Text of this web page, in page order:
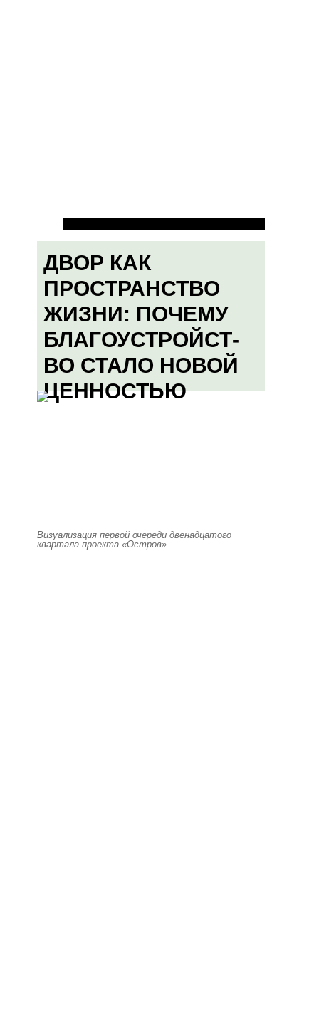
ДВОР КАК
ПРОСТРАНСТВО
ЖИЗНИ: ПОЧЕМУ
БЛАГОУСТРОЙСТ-
ВО СТАЛО НОВОЙ
ЦЕННОСТЬЮ
Визуализация первой очереди двенадцатого
квартала проекта «Остров»